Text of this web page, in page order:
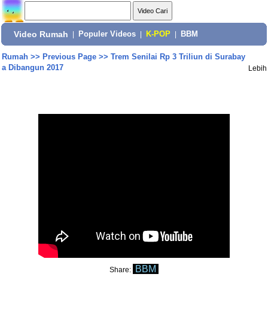
Video Rumah Populer Videos K-POP BBM
Rumah>> Previous Page>> Trem Senilai Rp 3 Triliun di Surabay
a Dibangun 2017
Lebih
Share: BBM